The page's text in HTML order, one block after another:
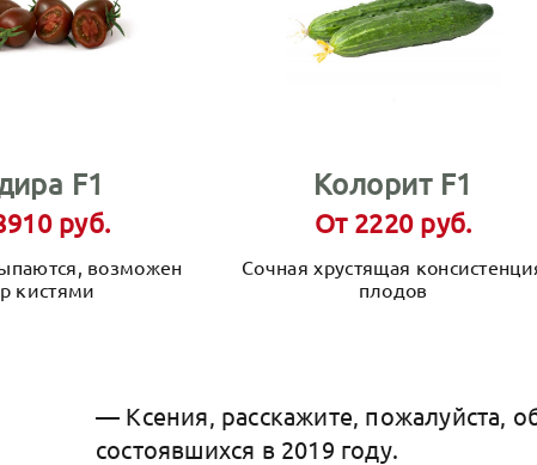
F1
руб.
возможен
кистями
Колорит F1
От 2220 руб.
Сочная хрустящая
плодов
— Ксения, расскажите, пожалуйста,
состоявшихся в 2019 году.